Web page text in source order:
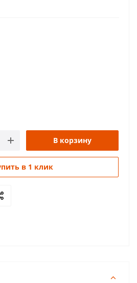
В корзину
в 1 клик